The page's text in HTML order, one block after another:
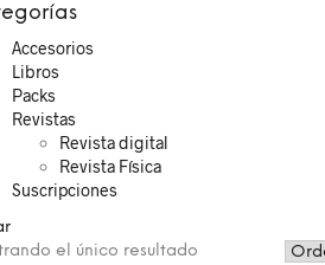
Accesorios
Libros
Packs
Revistas
Revista digital
Revista Física
Suscripciones
el único resultado